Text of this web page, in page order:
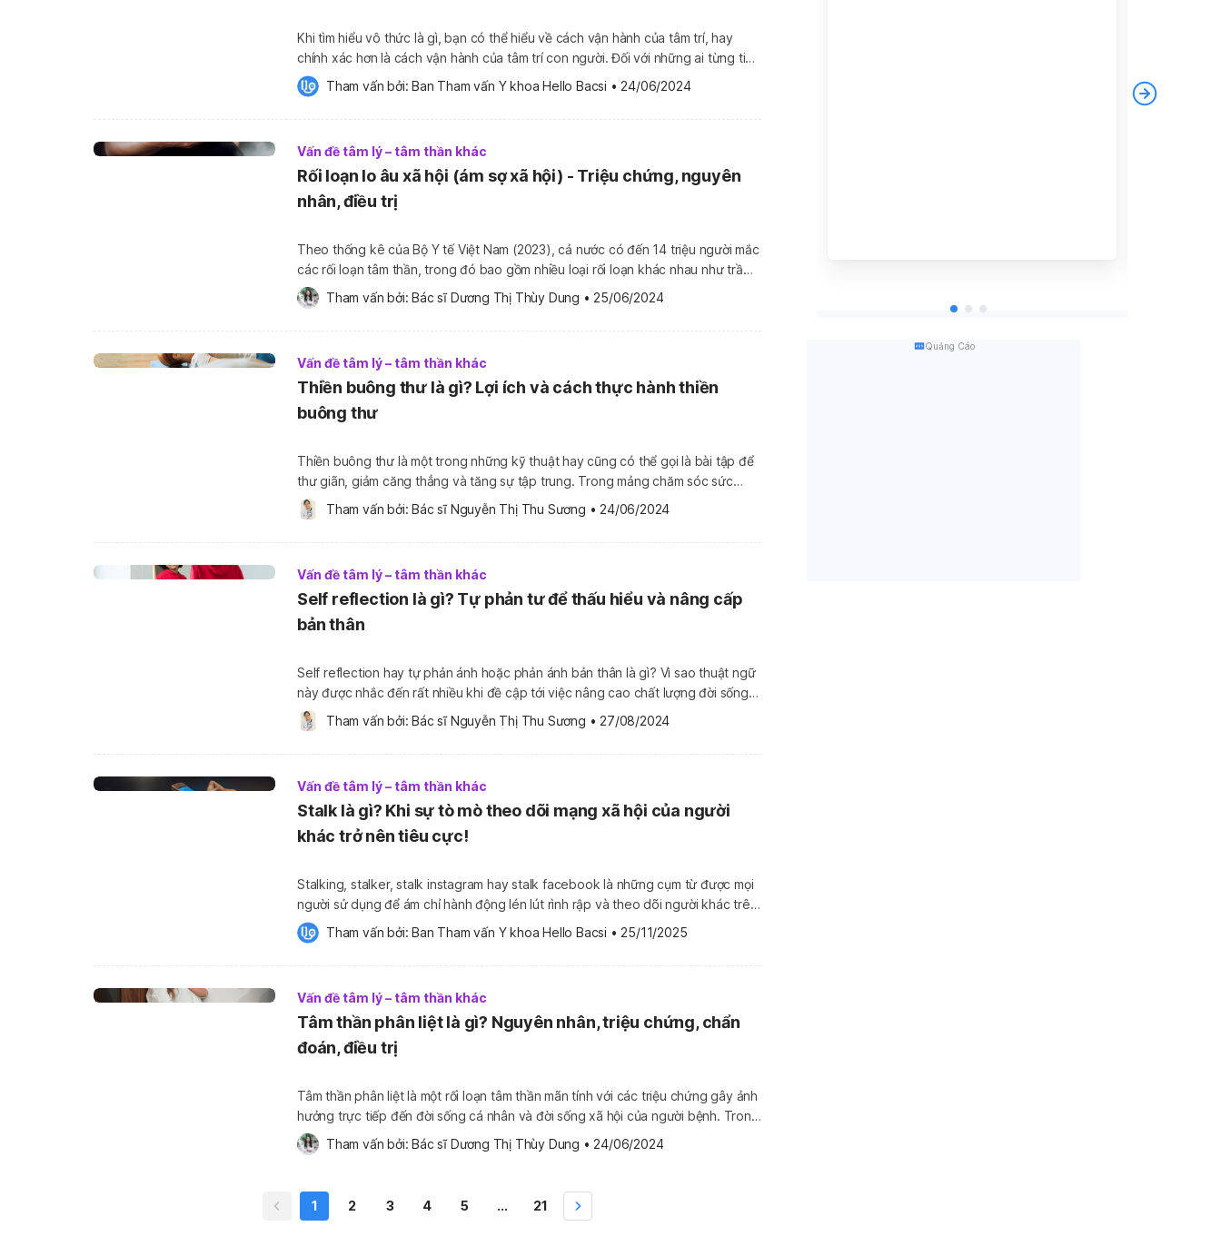
Khi tìm hiểu vô thức là gì, bạn có thể hiểu về cách vận hành của tâm trí, hay
chính xác hơn là cách vận hành của tâm trí con người. Đối với những ai từng tiếp
cận và có quan tâm đến tâm lý học, ít nhiều đã từng nghe qua thuật ngữ ‘vô
thức’ […]
Tham vấn bởi: Ban Tham vấn Y khoa Hello Bacsi • 24/06/2024
Vấn đề tâm lý – tâm thần khác
Rối loạn lo âu xã hội (ám sợ xã hội) - Triệu chứng, nguyên
nhân, điều trị
Theo thống kê của Bộ Y tế Việt Nam (2023), cả nước có đến 14 triệu người mắc
các rối loạn tâm thần, trong đó bao gồm nhiều loại rối loạn khác nhau như trầm
cảm, rối loạn căng thẳng sau sang chấn, rối loạn phổ loạn thần, rối loạn lo âu
Tham vấn bởi: Bác sĩ Dương Thị Thùy Dung • 25/06/2024
Vấn đề tâm lý – tâm thần khác
Thiền buông thư là gì? Lợi ích và cách thực hành thiền
buông thư
Thiền buông thư là một trong những kỹ thuật hay cũng có thể gọi là bài tập để
thư giãn, giảm căng thẳng và tăng sự tập trung. Trong mảng chăm sóc sức
khỏe tâm thần, đây chính là kỹ thuật Body scan hay Quét cơ thể. Vậy cụ thể
thiền thư buông thư và […]
Tham vấn bởi: Bác sĩ Nguyễn Thị Thu Sương • 24/06/2024
Vấn đề tâm lý – tâm thần khác
Self reflection là gì? Tự phản tư để thấu hiểu và nâng cấp
bản thân
Self reflection hay tự phản ánh hoặc phản ánh bản thân là gì? Vì sao thuật ngữ
này được nhắc đến rất nhiều khi đề cập tới việc nâng cao chất lượng đời sống
tinh thần, và là yếu tố đầu tiên cần có để phát triển bản thân? Trong bài viết
này, chúng ta sẽ […]
Tham vấn bởi: Bác sĩ Nguyễn Thị Thu Sương • 27/08/2024
Vấn đề tâm lý – tâm thần khác
Stalk là gì? Khi sự tò mò theo dõi mạng xã hội của người
khác trở nên tiêu cực!
Stalking, stalker, stalk instagram hay stalk facebook là những cụm từ được mọi
người sử dụng để ám chỉ hành động lén lút rình rập và theo dõi người khác trên
mạng xã hội. Vậy cụ thể stalk là gì? Làm thế nào để biết ai đó đang stalking
bạn? Và nếu bị ai đó […]
Tham vấn bởi: Ban Tham vấn Y khoa Hello Bacsi • 25/11/2025
Vấn đề tâm lý – tâm thần khác
Tâm thần phân liệt là gì? Nguyên nhân, triệu chứng, chẩn
đoán, điều trị
Tâm thần phân liệt là một rối loạn tâm thần mãn tính với các triệu chứng gây ảnh
hưởng trực tiếp đến đời sống cá nhân và đời sống xã hội của người bệnh. Trong
bài viết này, Hello Bacsi mời bạn tìm hiểu sâu hơn về bệnh tâm thần phân liệt.
Qua đó, bài viết […]
Tham vấn bởi: Bác sĩ Dương Thị Thùy Dung • 24/06/2024
1 2 3 4 5 ... 21
Quảng Cáo